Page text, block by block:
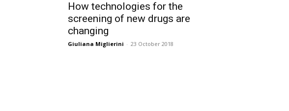
How technologies for the
screening of new drugs are
changing
Giuliana Miglierini - 23 October 2018